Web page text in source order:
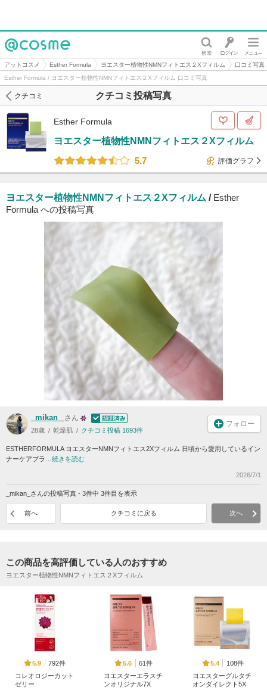
@cosme
アットコスメ Esther Formula ヨエスター植物性NMNフィトエス２Xフィルム
口コミ写真
Esther Formula / ヨエスター植物性NMNフィトエス２Xフィルム 口コミ写真
クチコミ投稿写真
クチコミ
Esther Formula
ヨエスター植物性NMNフィトエス２Xフィルム
5.7
評価グラフ
ヨエスター植物性NMNフィトエス２Xフィルム / Esther
Formula への投稿写真
_mikan_ さん
28歳 乾燥肌 クチコミ投稿 1693件
フォロー
ESTHERFORMULA ヨエスターNMNフィトエス2Xフィルム 日頃から愛用しているイン
ナーケアブラ… 続きを読む
2026/7/1
_mikan_さんの投稿写真 - 3件中 3件目を表示
前へ クチコミに戻る 次へ
この商品を高評価している人のおすすめ
ヨエスター植物性NMNフィトエス２Xフィルム
5.9
792件
コレオロジーカット
ゼリー
5.6
61件
ヨエスターエラスチ
ンオリジナル7X
5.4
108件
ヨエスターグルタチ
オンダイレクト5X